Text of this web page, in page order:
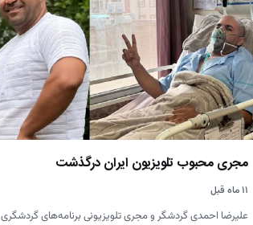
مجری محبوب تلویزیون ایران درگذشت
۱۱ ماه قبل
علیرضا احمدی گردشگر و مجری تلویزیونی برنامه‌های گردشگری